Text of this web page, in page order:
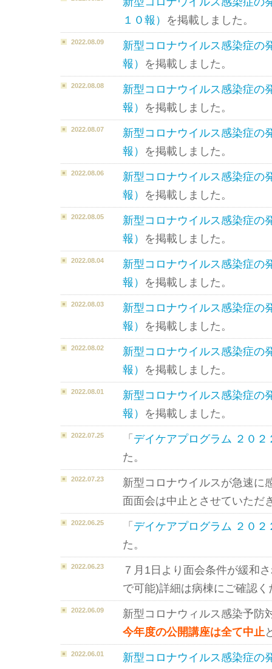
１０報） を掲載しました。
2022.08.09
新型コロナウイルス感染症
報） を掲載しました。
2022.08.08
新型コロナウイルス感染症
報） を掲載しました。
2022.08.07
新型コロナウイルス感染症
報） を掲載しました。
2022.08.06
新型コロナウイルス感染症
報） を掲載しました。
2022.08.05
新型コロナウイルス感染症
報） を掲載しました。
2022.08.04
新型コロナウイルス感染症
報） を掲載しました。
2022.08.03
新型コロナウイルス感染症
報） を掲載しました。
2022.08.02
新型コロナウイルス感染症
報） を掲載しました。
2022.08.01
新型コロナウイルス感染症
報） を掲載しました。
2022.07.25 「 デイケアプログラム ２０２
た。
2022.07.23
新型コロナウイルスが急速に
面面会は中止とさせていただ
2022.06.25 「 デイケアプログラム ２０２
た。
2022.06.23
７月1日より面会条件が緩和
で可能)詳細は病棟にご確認く
2022.06.09
新型コロナウィルス感染予防
今年度の公開講座は全て中止
2022.06.01
新型コロナウイルス感染症